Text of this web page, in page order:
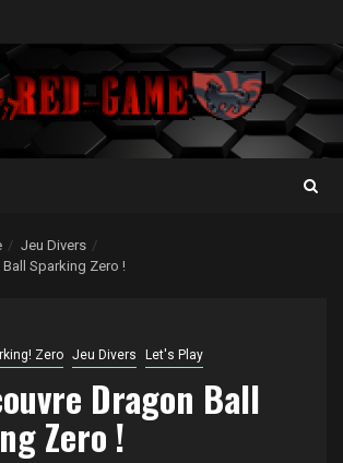
Jeu Divers
Sparking Zero !
Zero Jeu Divers Let's Play
Dragon Ball
Zero !